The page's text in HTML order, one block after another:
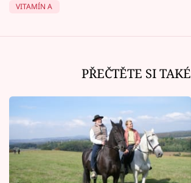
VITAMÍN A
PŘEČTĚTE SI TAKÉ